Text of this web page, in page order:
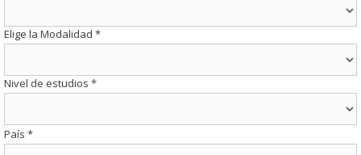
Elige la Modalidad *
Nivel de estudios *
País *